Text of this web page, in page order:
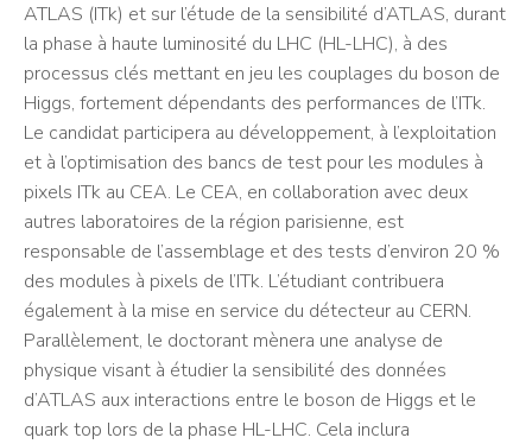
ATLAS (ITk) et sur l’étude de la sensibilité d’ATLAS, durant
la phase à haute luminosité du LHC (HL-LHC), à des
processus clés mettant en jeu les couplages du boson de
Higgs, fortement dépendants des performances de l’ITk.
Le candidat participera au développement, à l’exploitation
et à l’optimisation des bancs de test pour les modules à
pixels ITk au CEA. Le CEA, en collaboration avec deux
autres laboratoires de la région parisienne, est
responsable de l’assemblage et des tests d’environ 20 %
des modules à pixels de l’ITk. L’étudiant contribuera
également à la mise en service du détecteur au CERN.
Parallèlement, le doctorant mènera une analyse de
physique visant à étudier la sensibilité des données
d’ATLAS aux interactions entre le boson de Higgs et le
quark top lors de la phase HL-LHC. Cela inclura